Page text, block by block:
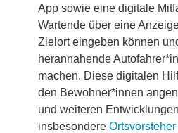
App sowie eine digitale
Wartende über eine
Zielort eingeben können
herannahende
machen. Diese digitalen
den Bewohner*innen
und weiteren
insbesondere